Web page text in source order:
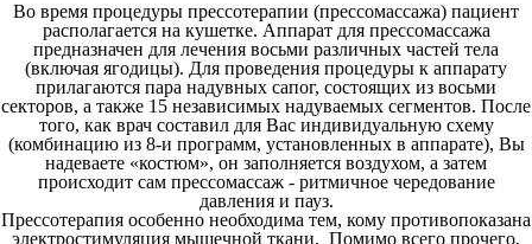
Во время процедуры прессотерапии (прессомассажа) пациент
располагается на кушетке. Аппарат для прессомассажа
предназначен для лечения восьми различных частей тела
(включая ягодицы). Для проведения процедуры к аппарату
прилагаются пара надувных сапог, состоящих из восьми
секторов, а также 15 независимых надуваемых сегментов. После
того, как врач составил для Вас индивидуальную схему
(комбинацию из 8-и программ, установленных в аппарате), Вы
надеваете «костюм», он заполняется воздухом, а затем
происходит сам прессомассаж - ритмичное чередование
давления и пауз.
Прессотерапия особенно необходима тем, кому противопоказана
электростимуляция мышечной ткани. Помимо всего прочего,